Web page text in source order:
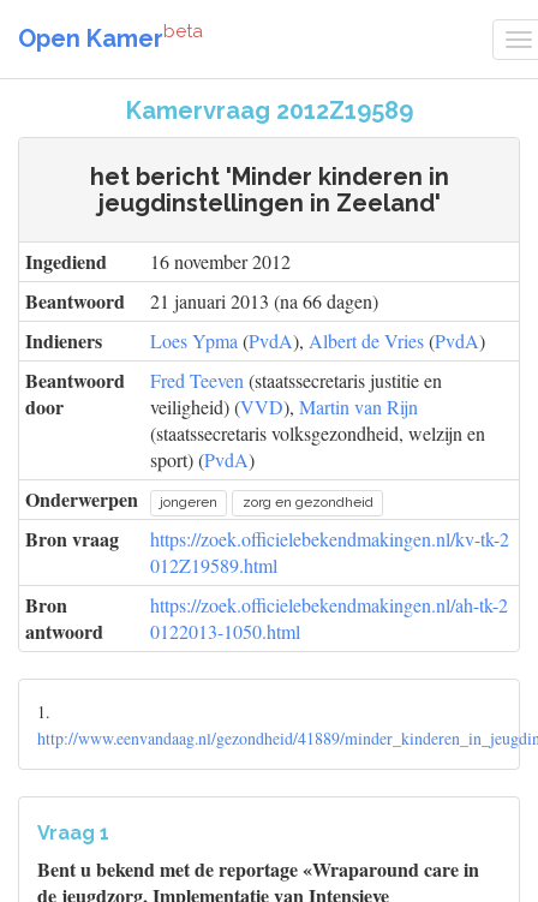
Open Kamerbeta
Kamervraag 2012Z19589
het bericht 'Minder kinderen in
jeugdinstellingen in Zeeland'
Ingediend 16 november 2012
Beantwoord 21 januari 2013 (na 66 dagen)
Indieners Loes Ypma (PvdA), Albert de Vries(PvdA)
Beantwoord
door
Fred Teeven (staatssecretaris justitie en
veiligheid) (VVD), Martin van Rijn
(staatssecretaris volksgezondheid, welzijn en
sport) (PvdA)
Onderwerpen jongeren zorg en gezondheid
Bron vraag
https://zoek.officielebekendmakingen.nl/kv-tk-2
012Z19589.html
Bron
antwoord
https://zoek.officielebekendmakingen.nl/ah-tk-2
0122013-1050.html
1.
http://www.eenvandaag.nl/gezondheid/41889/
Vraag 1
Bent u bekend met de reportage «Wraparound care in
de jeugdzorg, Implementatie van Intensieve